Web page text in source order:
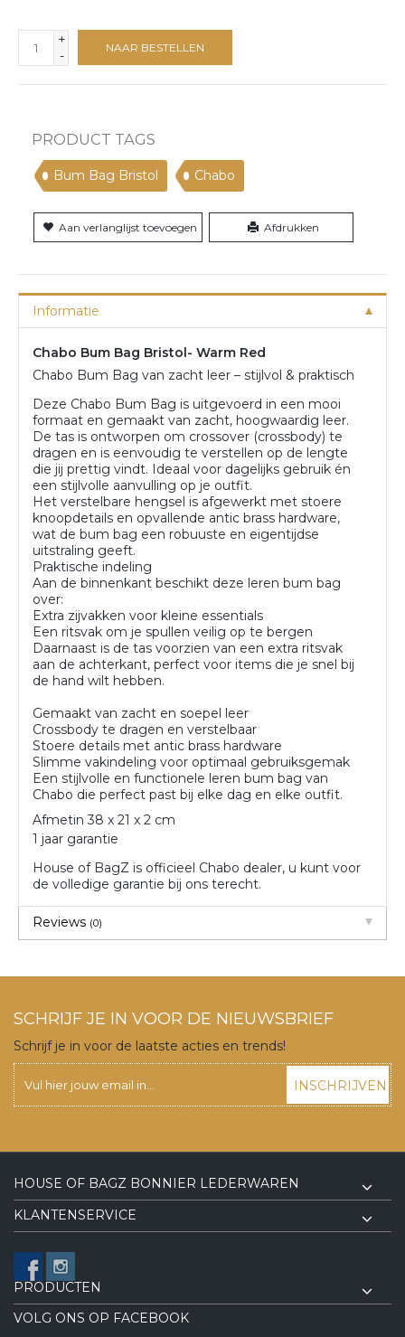
+
-
NAAR BESTELLEN
PRODUCT TAGS
Bum Bag Bristol Chabo
Aan verlanglijst toevoegen Afdrukken
Informatie
Chabo Bum Bag Bristol- Warm Red
Chabo Bum Bag van zacht leer – stijlvol & praktisch
Deze Chabo Bum Bag is uitgevoerd in een mooi
formaat en gemaakt van zacht, hoogwaardig leer.
De tas is ontworpen om crossover (crossbody) te
dragen en is eenvoudig te verstellen op de lengte
die jij prettig vindt. Ideaal voor dagelijks gebruik én
een stijlvolle aanvulling op je outfit.
Het verstelbare hengsel is afgewerkt met stoere
knoopdetails en opvallende antic brass hardware,
wat de bum bag een robuuste en eigentijdse
uitstraling geeft.
Praktische indeling
Aan de binnenkant beschikt deze leren bum bag
over:
Extra zijvakken voor kleine essentials
Een ritsvak om je spullen veilig op te bergen
Daarnaast is de tas voorzien van een extra ritsvak
aan de achterkant, perfect voor items die je snel bij
de hand wilt hebben.
Gemaakt van zacht en soepel leer
Crossbody te dragen en verstelbaar
Stoere details met antic brass hardware
Slimme vakindeling voor optimaal gebruiksgemak
Een stijlvolle en functionele leren bum bag van
Chabo die perfect past bij elke dag en elke outfit.
Afmetin 38 x 21 x 2 cm
1 jaar garantie
House of BagZ is officieel Chabo dealer, u kunt voor
de volledige garantie bij ons terecht.
Reviews (0)
SCHRIJF JE IN VOOR DE NIEUWSBRIEF
Schrijf je in voor de laatste acties en trends!
INSCHRIJVEN
HOUSE OF BAGZ BONNIER LEDERWAREN
KLANTENSERVICE
PRODUCTEN
VOLG ONS OP FACEBOOK